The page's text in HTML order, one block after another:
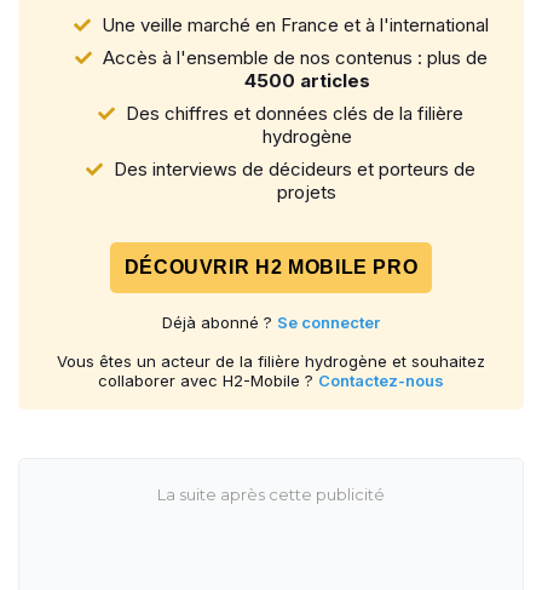
Une veille marché en France et à l'international
Accès à l'ensemble de nos contenus : plus de
4500 articles
Des chiffres et données clés de la filière
hydrogène
Des interviews de décideurs et porteurs de
projets
DÉCOUVRIR H2 MOBILE PRO
Déjà abonné ? Se connecter
Vous êtes un acteur de la filière hydrogène et souhaitez
collaborer avec H2-Mobile ? Contactez-nous